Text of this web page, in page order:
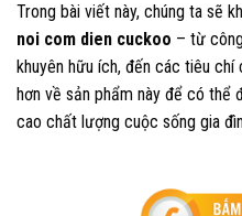
Trong bài viết này, chúng ta sẽ
noi com dien cuckoo – từ
khuyên hữu ích, đến các tiêu chí
hơn về sản phẩm này để có thể
cao chất lượng cuộc sống gia